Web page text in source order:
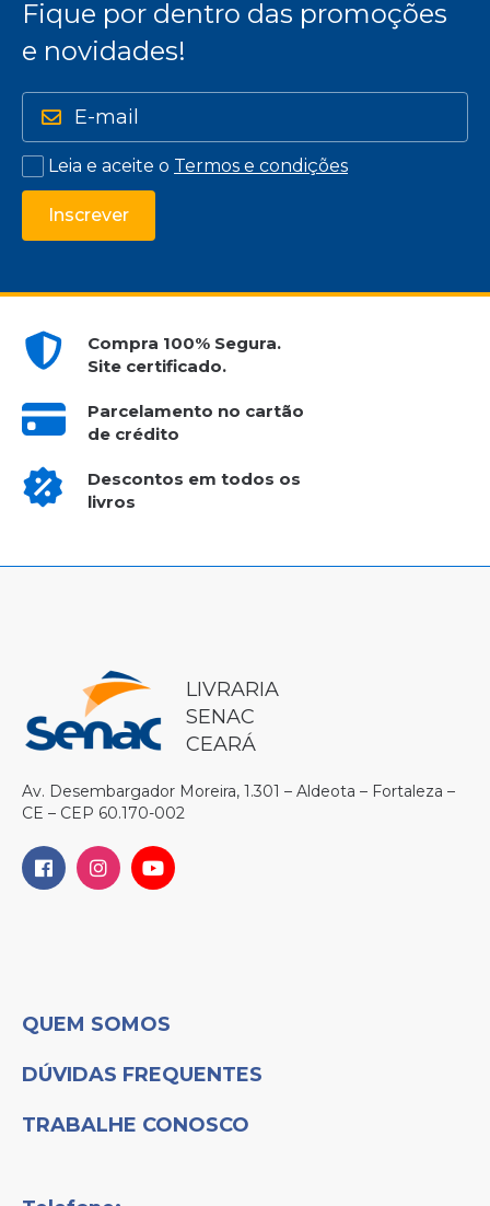
Fique por dentro das promoções
e novidades!
Leia e aceite o Termos e condições
Inscrever
Compra 100% Segura.
Site certificado.
Parcelamento no cartão
de crédito
Descontos em todos os
livros
LIVRARIA
SENAC
CEARÁ
Av. Desembargador Moreira, 1.301 – Aldeota – Fortaleza –
CE – CEP 60.170-002
QUEM SOMOS
DÚVIDAS FREQUENTES
TRABALHE CONOSCO